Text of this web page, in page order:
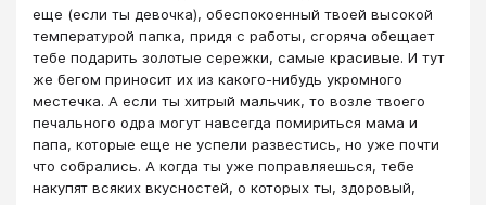
еще (если ты девочка), обеспокоенный твоей высокой
температурой папка, придя с работы, сгоряча обещает
тебе подарить золотые сережки, самые красивые. И тут
же бегом приносит их из какого-нибудь укромного
местечка. А если ты хитрый мальчик, то возле твоего
печального одра могут навсегда помириться мама и
папа, которые еще не успели развестись, но уже почти
что собрались. А когда ты уже поправляешься, тебе
накупят всяких вкусностей, о которых ты, здоровый,